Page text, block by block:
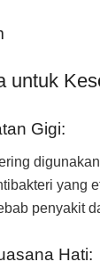
untuk
Gigi:
yang
penyakit
Hati: